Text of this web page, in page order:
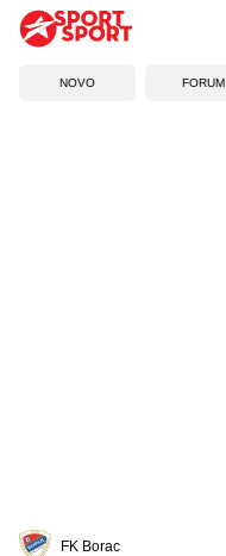
NOVO FORUM
FK Borac